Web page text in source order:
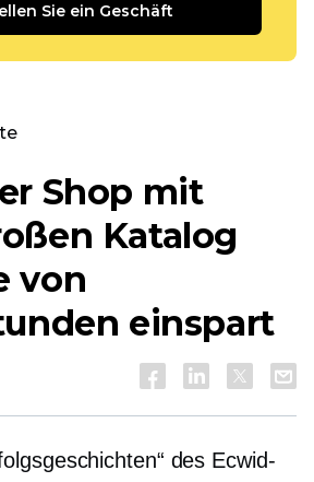
Sie ein Geschäft
Shop mit
Katalog
von
einspart
des Ecwid-